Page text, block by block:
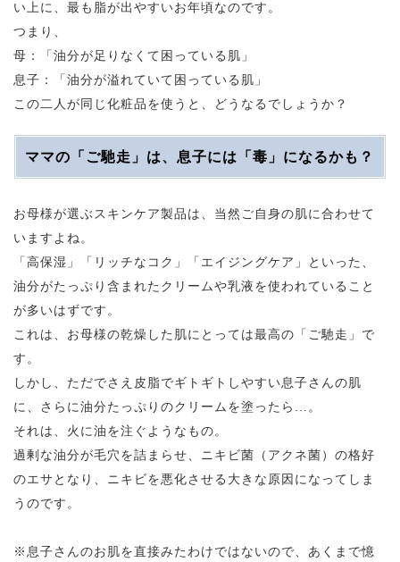
い上に、最も脂が出やすいお年頃なのです。
つまり、
母：「油分が足りなくて困っている肌」
息子：「油分が溢れていて困っている肌」
この二人が同じ化粧品を使うと、どうなるでしょうか？
ママの「ご馳走」は、息子には「毒」になるかも？
お母様が選ぶスキンケア製品は、当然ご自身の肌に合わせて
いますよね。
「高保湿」「リッチなコク」「エイジングケア」といった、
油分がたっぷり含まれたクリームや乳液を使われていること
が多いはずです。
これは、お母様の乾燥した肌にとっては最高の「ご馳走」で
す。
しかし、ただでさえ皮脂でギトギトしやすい息子さんの肌
に、さらに油分たっぷりのクリームを塗ったら…。
それは、火に油を注ぐようなもの。
過剰な油分が毛穴を詰まらせ、ニキビ菌（アクネ菌）の格好
のエサとなり、ニキビを悪化させる大きな原因になってしま
うのです。
※息子さんのお肌を直接みたわけではないので、あくまで憶